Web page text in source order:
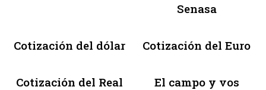
Senasa
Cotización del dólar Cotización del Euro
Cotización del Real El campo y vos